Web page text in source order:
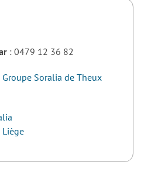
: 0479 12 36 82
Soralia de Theux
Liège